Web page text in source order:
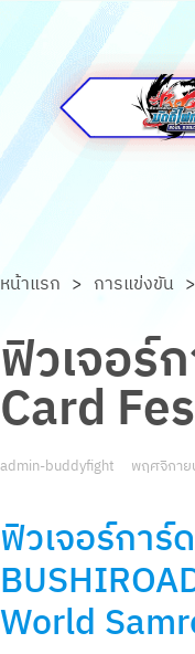
หน้าแรก > การแข่งขัน >
ฟิวเจอร์
Card
admin-buddyfight พฤศจิกา
ฟิวเจอร์กา
World